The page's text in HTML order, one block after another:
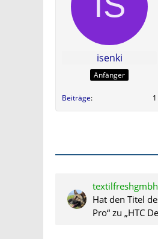
isenki
Anfänger
Beiträge 1
textilfreshgmbh
Hat den Titel
Pro“ zu „HTC